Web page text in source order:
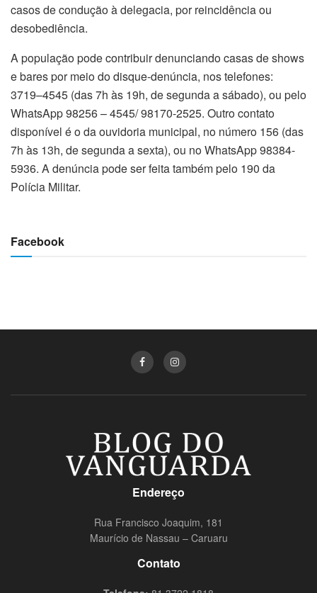
casos de condução à delegacia, por reincidência ou
desobediência.
A população pode contribuir denunciando casas de shows
e bares por meio do disque-denúncia, nos telefones:
3719–4545 (das 7h às 19h, de segunda a sábado), ou pelo
WhatsApp 98256 – 4545/ 98170-2525. Outro contato
disponível é o da ouvidoria municipal, no número 156 (das
7h às 13h, de segunda a sexta), ou no WhatsApp 98384-
5936. A denúncia pode ser feita também pelo 190 da
Polícia Militar.
Facebook
Endereço
Rua Francisco Joaquim, 181
Maurício de Nassau – Caruaru
Contato